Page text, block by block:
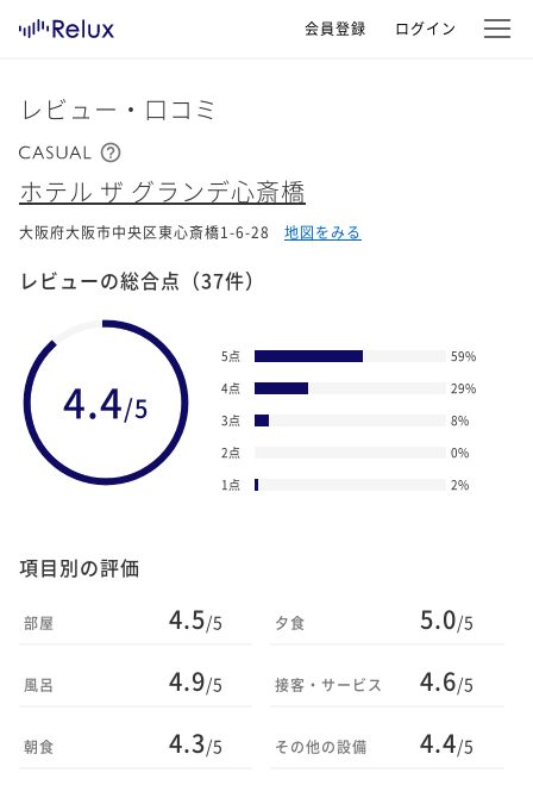
会員登録 ログイン
レビュー・口コミ
ホテル ザ グランデ心斎橋
大阪府大阪市中央区東心斎橋1-6-28 地図をみる
レビューの総合点 （37件）
4.4/5
5点 59%
4点
29%
3点
8%
2点
0%
1点
2%
項目別の評価
部屋 4.5/5
風呂 4.9/5
朝食 4.3/5
夕食 5.0/5
接客・サービス 4.6/5
その他の設備 4.4/5